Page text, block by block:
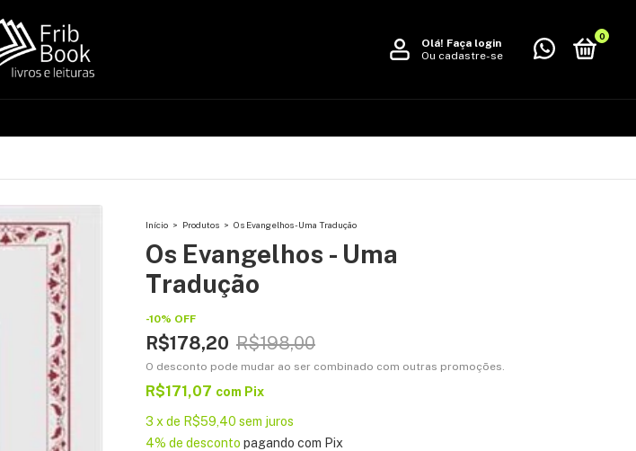
Olá! Faça login
Ou cadastre-se
0
Início > Produtos > Os Evangelhos - Uma Tradução
Os Evangelhos - Uma
Tradução
-10% OFF
R$178,20 R$198,00
O desconto pode mudar ao ser combinado com outras promoções.
R$171,07 com Pix
3 x de R$59,40 sem juros
4% de desconto pagando com Pix